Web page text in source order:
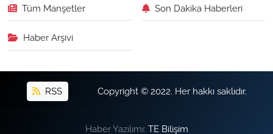
Tüm Manşetler Son Dakika Haberleri
Haber Arşivi
RSS Copyright © 2022. Her hakkı saklıdır.
Haber Yazılımı: TE Bilişim